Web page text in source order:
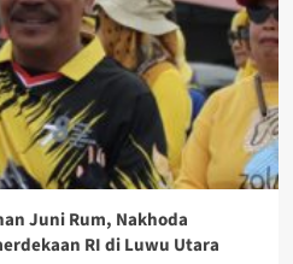
Juni Rum, Nakhoda
RI di Luwu Utara